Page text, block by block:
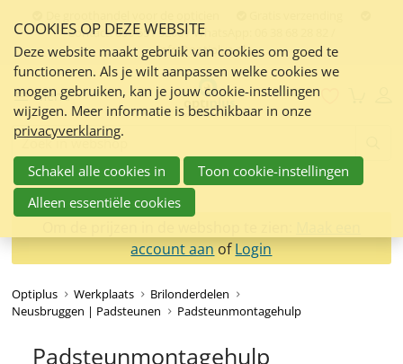
links
over
Spring
naar
de
inhoud
Spring
naar
navigatie
Contact:050 551 5200 / WhatsApp: 06 38 68 28 82 /
info@optiplus.nl
Menu
Zoeken:
account aan ofLogin
Optiplus Werkplaats
Brilonderdelen
Neusbruggen | Padsteunen
Padsteunmontagehulp
Padsteunmontagehulp
COOKIES OP DEZE WEBSITE
Deze website maakt gebruik van cookies om goed te
functioneren. Als je wilt aanpassen welke cookies we
mogen gebruiken, kan je jouw cookie-instellingen
wijzigen. Meer informatie is beschikbaar in onze
privacyverklaring.
Schakel alle cookies in
Toon cookie-instellingen
Alleen essentiële cookies